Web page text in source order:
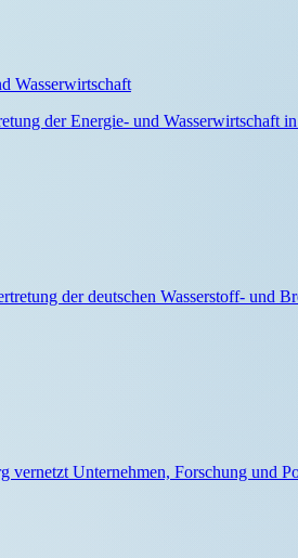
Wasserwirtschaft
der Energie- und Wasserwirtschaft
der deutschen Wasserstoff- und
vernetzt Unternehmen, Forschung und